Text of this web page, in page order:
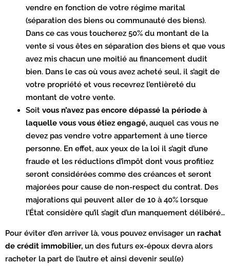
vendre en fonction de votre régime marital
(séparation des biens ou communauté des biens).
Dans ce cas vous toucherez 50% du montant de la
vente si vous êtes en séparation des biens et que vous
avez mis chacun une moitié au financement dudit
bien. Dans le cas où vous avez acheté seul, il s’agit de
votre propriété et vous recevrez l’entièreté du
montant de votre vente.
Soit vous n’avez pas encore dépassé la période à
laquelle vous vous étiez engagé, auquel cas vous ne
devez pas vendre votre appartement à une tierce
personne. En effet, aux yeux de la loi il s’agit d’une
fraude et les réductions d’impôt dont vous profitiez
seront considérées comme des créances et seront
majorées pour cause de non-respect du contrat. Des
majorations qui peuvent aller de 10 à 40% lorsque
l’État considère qu’il s’agit d’un manquement délibéré…
Pour éviter d’en arriver là, vous pouvez envisager un rachat
de crédit immobilier, un des futurs ex-époux devra alors
racheter la part de l’autre et ainsi devenir seul(e)